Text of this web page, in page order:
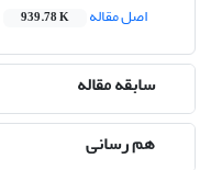
اصل مقاله
939.78 K
سابقه مقاله
هم رسانی